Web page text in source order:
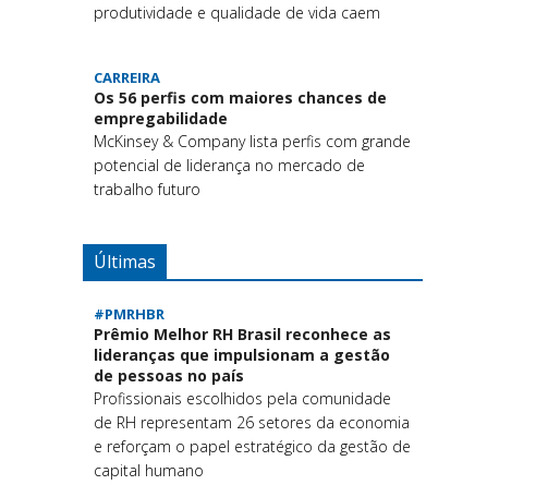
produtividade e qualidade de vida caem
CARREIRA
Os 56 perfis com maiores chances de
empregabilidade
McKinsey & Company lista perfis com grande
potencial de liderança no mercado de
trabalho futuro
Últimas
#PMRHBR
Prêmio Melhor RH Brasil reconhece as
lideranças que impulsionam a gestão
de pessoas no país
Profissionais escolhidos pela comunidade
de RH representam 26 setores da economia
e reforçam o papel estratégico da gestão de
capital humano